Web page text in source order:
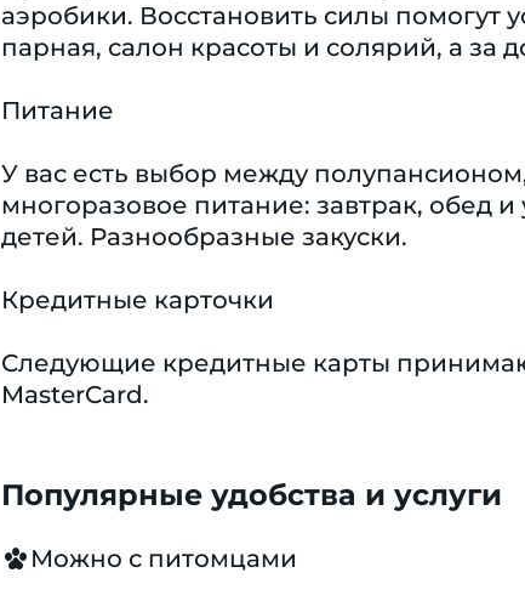
аэробики. Восстановить силы помогут
парная, салон красоты и солярий, а за
Питание
У вас есть выбор между
многоразовое питание: завтрак, обед
детей. Разнообразные закуски.
Кредитные карточки
Следующие кредитные карты
MasterCard.
Популярные удобства и услуги
Можно с питомцами